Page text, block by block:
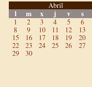
Abril
l m x j v s
1 2 3 4 5 6
8
9 10 11 12 13
15
16 17 18 19 20
22
23 24 25 26 27
29
30